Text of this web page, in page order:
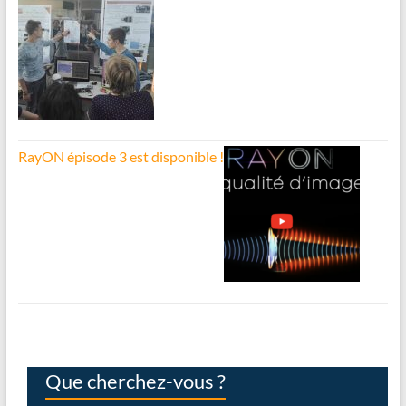
RayON épisode 3 est disponible !
Que cherchez-vous ?